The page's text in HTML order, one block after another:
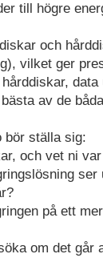
till högre
och
vilket ger
data
av de
bör ställa sig:
och vet ni
ser
på ett
om det går